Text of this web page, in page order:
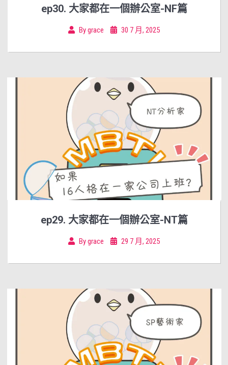
ep30. 大家都在一個辦公室-NF篇
Bygrace 30 7 月, 2025
ep29. 大家都在一個辦公室-NT篇
Bygrace 29 7 月, 2025